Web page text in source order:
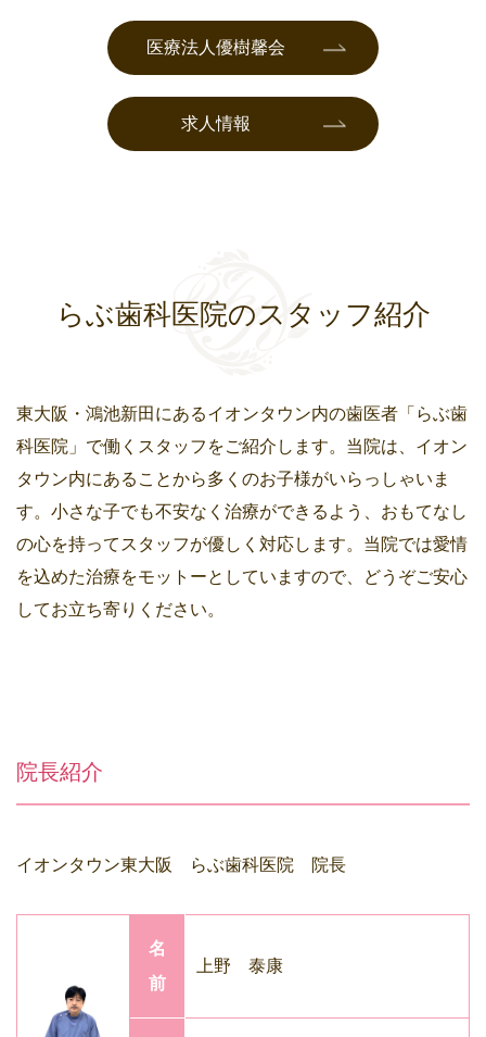
医療法人優樹馨会
求人情報
らぶ歯科医院のスタッフ紹介
東大阪・鴻池新田にあるイオンタウン内の歯医者「らぶ歯
科医院」で働くスタッフをご紹介します。当院は、イオン
タウン内にあることから多くのお子様がいらっしゃいま
す。小さな子でも不安なく治療ができるよう、おもてなし
の心を持ってスタッフが優しく対応します。当院では愛情
を込めた治療をモットーとしていますので、どうぞご安心
してお立ち寄りください。
院長紹介
イオンタウン東大阪 らぶ歯科医院 院長
名
前
上野 泰康